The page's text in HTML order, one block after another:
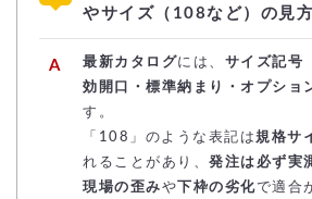
やサイズ（108など）の見
最新カタログには、 サイズ記号
効開口・標準納まり・オプショ
す。
「108」のような表記は規格サ
れることがあり、 発注は必ず実
現場の歪みや 下枠の劣化で適合